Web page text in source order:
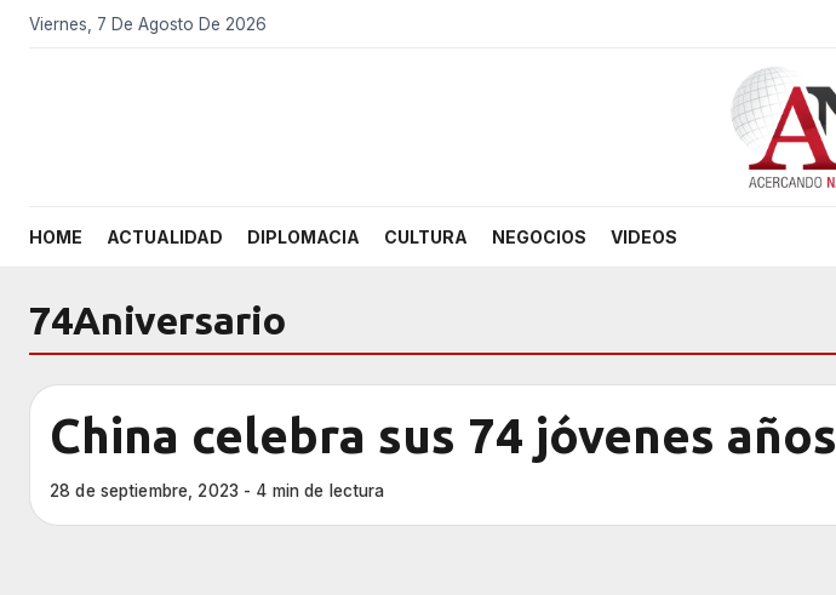
Viernes, 7 De Agosto De 2026
HOME ACTUALIDAD DIPLOMACIA CULTURA NEGOCIOS VIDEOS
74Aniversario
China celebra sus 74 jóvenes años
28 de septiembre, 2023 - 4 min de lectura